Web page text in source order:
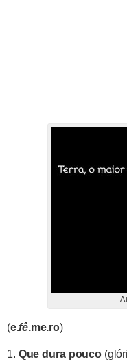
A
(e.fê.me.ro)
1. Que dura pouco